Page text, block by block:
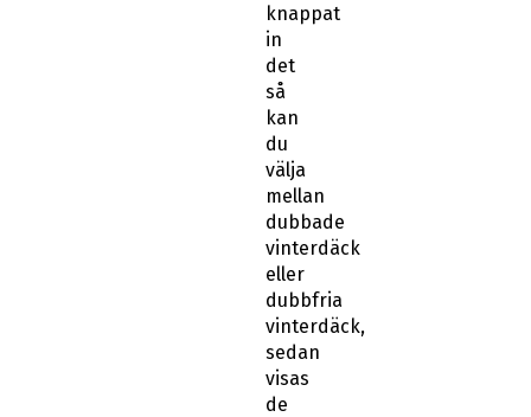
knappat
in
det
så
kan
du
välja
mellan
dubbade
vinterdäck
eller
dubbfria
vinterdäck,
sedan
visas
de